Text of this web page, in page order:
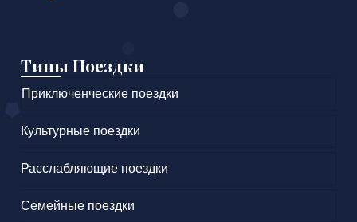
Типы Поездки
Приключенческие поездки
Культурные поездки
Расслабляющие поездки
Семейные поездки